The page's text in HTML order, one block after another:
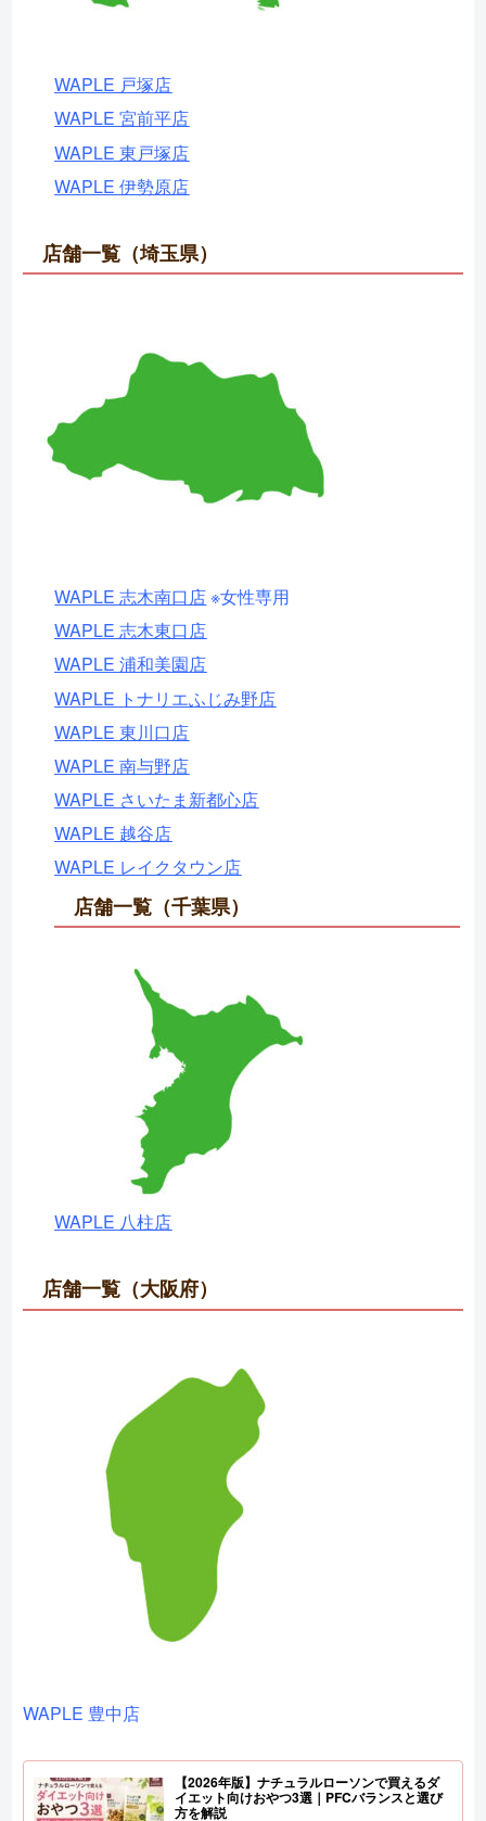
WAPLE 戸塚店
WAPLE 宮前平店
WAPLE 東戸塚店
WAPLE 伊勢原店
店舗一覧（埼玉県）
WAPLE 志木南口店※女性専用
WAPLE 志木東口店
WAPLE 浦和美園店
WAPLE トナリエふじみ野店
WAPLE 東川口店
WAPLE 南与野店
WAPLE さいたま新都心店
WAPLE 越谷店
WAPLE レイクタウン店
店舗一覧（千葉県）
WAPLE 八柱店
店舗一覧（大阪府）
WAPLE 豊中店
【2026年版】ナチュラルローソンで買えるダ
イエット向けおやつ3選｜PFCバランスと選び
方を解説